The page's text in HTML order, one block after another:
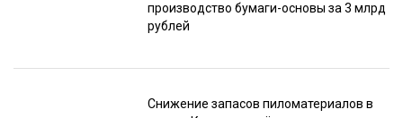
производство бумаги-основы за 3 млрд
рублей
Снижение запасов пиломатериалов в